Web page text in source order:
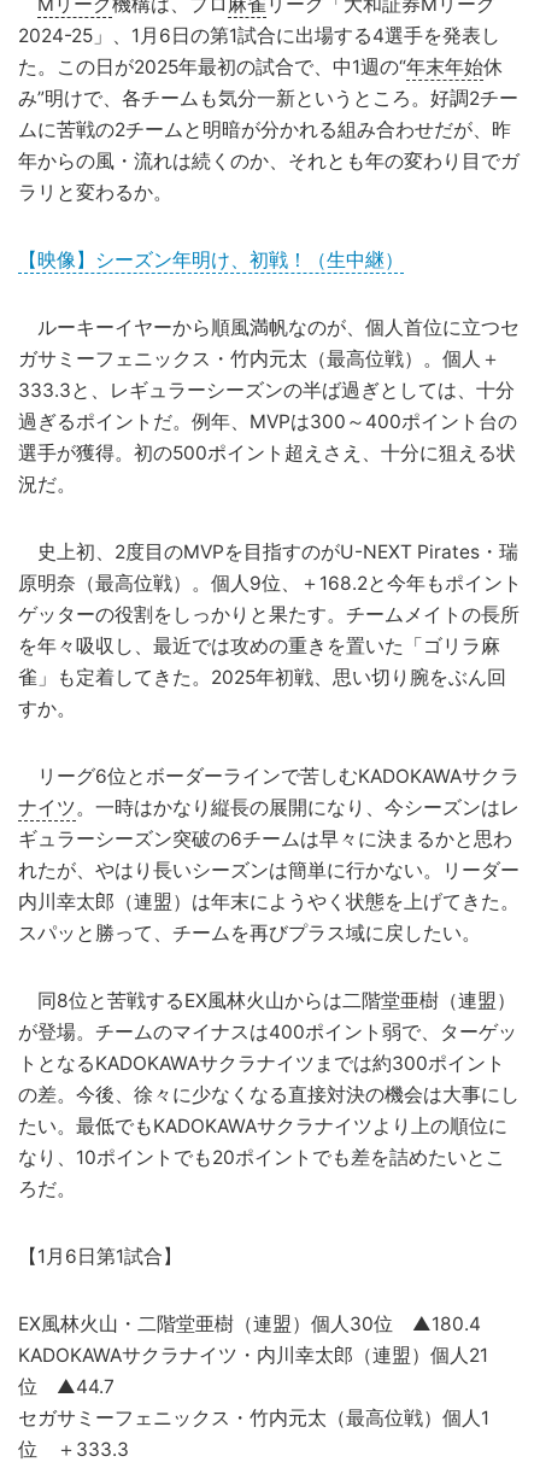
2024-25」、1月6日の第1試合に出場する4選手を発表し
た。この日が2025年最初の試合で、中1週の“年末年始休
み”明けで、各チームも気分一新というところ。好調2チー
ムに苦戦の2チームと明暗が分かれる組み合わせだが、昨
年からの風・流れは続くのか、それとも年の変わり目でガ
ラリと変わるか。
【映像】シーズン年明け、初戦！（生中継）
ルーキーイヤーから順風満帆なのが、個人首位に立つセ
ガサミーフェニックス・竹内元太（最高位戦）。個人＋
333.3と、レギュラーシーズンの半ば過ぎとしては、十分
過ぎるポイントだ。例年、MVPは300～400ポイント台の
選手が獲得。初の500ポイント超えさえ、十分に狙える状
況だ。
史上初、2度目のMVPを目指すのがU-NEXT Pirates・瑞
原明奈（最高位戦）。個人9位、＋168.2と今年もポイント
ゲッターの役割をしっかりと果たす。チームメイトの長所
を年々吸収し、最近では攻めの重きを置いた「ゴリラ麻
雀」も定着してきた。2025年初戦、思い切り腕をぶん回
すか。
リーグ6位とボーダーラインで苦しむKADOKAWAサクラ
ナイツ。一時はかなり縦長の展開になり、今シーズンはレ
ギュラーシーズン突破の6チームは早々に決まるかと思わ
れたが、やはり長いシーズンは簡単に行かない。リーダー
内川幸太郎（連盟）は年末にようやく状態を上げてきた。
スパッと勝って、チームを再びプラス域に戻したい。
同8位と苦戦するEX風林火山からは二階堂亜樹（連盟）
が登場。チームのマイナスは400ポイント弱で、ターゲッ
トとなるKADOKAWAサクラナイツまでは約300ポイント
の差。今後、徐々に少なくなる直接対決の機会は大事にし
たい。最低でもKADOKAWAサクラナイツより上の順位に
なり、10ポイントでも20ポイントでも差を詰めたいとこ
ろだ。
【1月6日第1試合】
EX風林火山・二階堂亜樹（連盟）個人30位 ▲180.4
KADOKAWAサクラナイツ・内川幸太郎（連盟）個人21
位 ▲44.7
セガサミーフェニックス・竹内元太（最高位戦）個人1
位 ＋333.3